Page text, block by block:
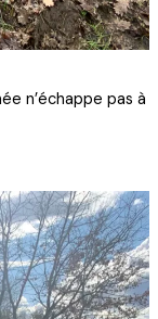
n’échappe pas à